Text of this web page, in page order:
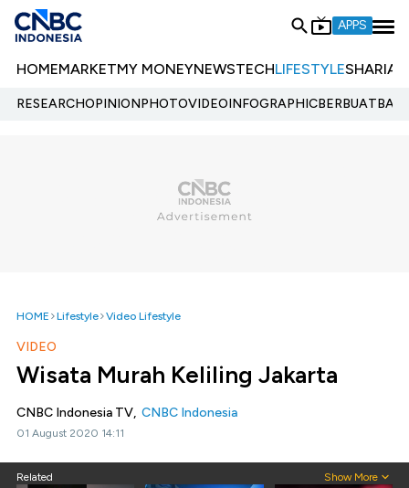
APPS
HOMEMARKETMY MONEYNEWSTECHLIFESTYLESHARIA
RESEARCHOPINIONPHOTOVIDEOINFOGRAPHIC
HOME Lifestyle Video Lifestyle
VIDEO
Wisata Murah Keliling Jakarta
CNBC Indonesia TV, CNBC Indonesia
01 August 2020 14:11
Related Show More